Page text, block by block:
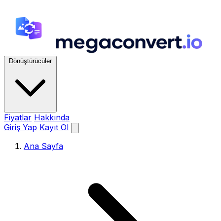
Dönüştürücüler
Fiyatlar Hakkında
Giriş Yap Kayıt Ol
Ana Sayfa